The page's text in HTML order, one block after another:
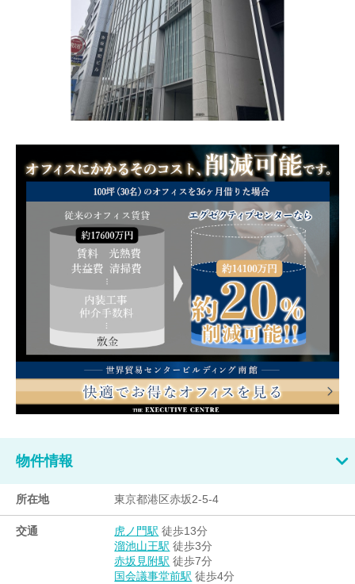
物件情報
所在地 東京都港区赤坂2-5-4
交通 虎ノ門駅 徒歩13分
溜池山王駅 徒歩3分
赤坂見附駅 徒歩7分
国会議事堂前駅 徒歩4分